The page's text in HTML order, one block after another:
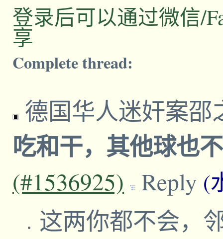
登录后可以通过微信/
享
Complete thread:
德国华人迷奸案
吃和干，其他球也
(#1536925) Reply (
这两你都不会，